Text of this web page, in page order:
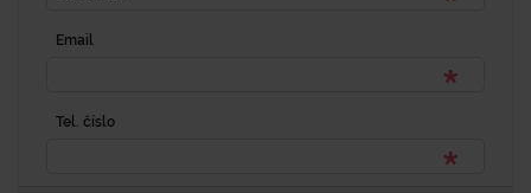
Email
Tel. číslo